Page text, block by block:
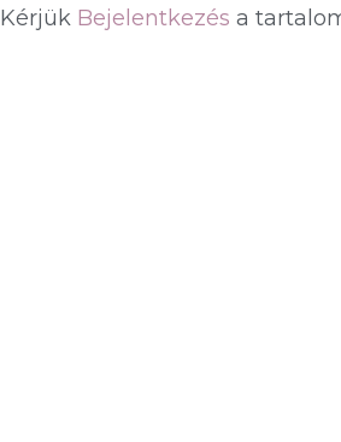
Kérjük Bejelentkezés a